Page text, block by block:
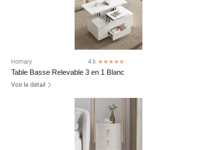
Homary 4.6 ☆☆☆☆☆
★★★★★
Table Basse Relevable 3 en 1 Blanc
Voir le détail